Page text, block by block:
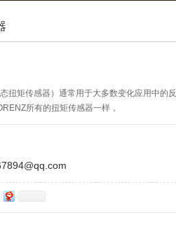
扭矩传感器）通常用于大多数变化应用中的反
所有的扭矩传感器一样，